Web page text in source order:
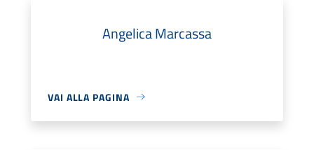
Angelica Marcassa
VAI ALLA PAGINA